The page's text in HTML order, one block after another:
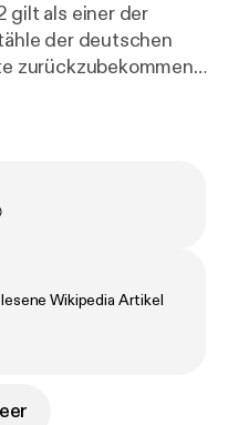
gilt als einer der
der deutschen
zurückzubekommen
umstrittenen
Wikipedia Artikel